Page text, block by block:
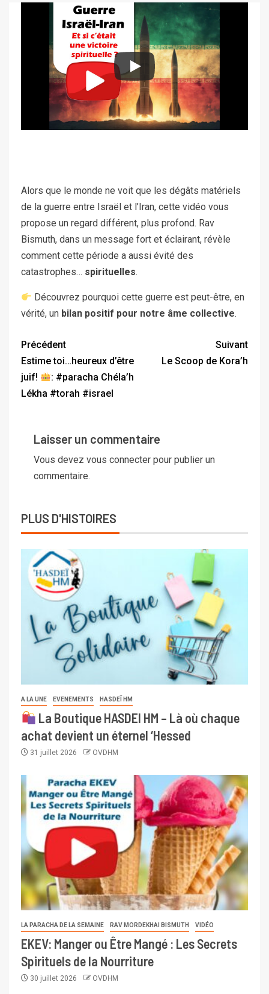
Alors que le monde ne voit que les dégâts matériels
de la guerre entre Israël et l’Iran, cette vidéo vous
propose un regard différent, plus profond. Rav
Bismuth, dans un message fort et éclairant, révèle
comment cette période a aussi évité des
catastrophes… spirituelles.
Découvrez pourquoi cette guerre est peut-être, en
vérité, un bilan positif pour notre âme collective.
Précédent
Estime toi…heureux d’être
juif!
: #paracha Chéla’h
Lékha #torah #israel
Suivant
Le Scoop de Kora’h
Laisser un commentaire
Vous devez vous connecter pour publier un
commentaire.
PLUS D'HISTOIRES
A LA UNE EVENEMENTS HASDEÏ HM
La Boutique HASDEI HM – Là où chaque
achat devient un éternel ‘Hessed
31 juillet 2026 OVDHM
LA PARACHA DE LA SEMAINE RAV MORDEKHAI BISMUTH VIDÉO
EKEV: Manger ou Être Mangé : Les Secrets
Spirituels de la Nourriture
30 juillet 2026 OVDHM